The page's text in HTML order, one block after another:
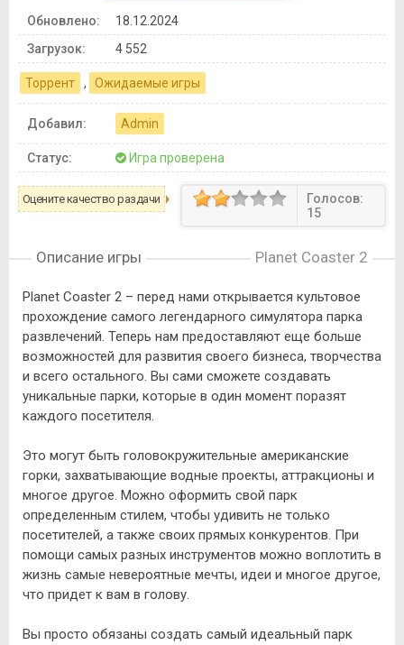
Обновлено:
18.12.2024
Загрузок:
4 552
Торрент , Ожидаемые игры
Добавил: Admin
Статус: Игра проверена
Оцените качество раздачи
Голосов:
15
Описание игры Planet Coaster 2
Planet Coaster 2 – перед нами открывается культовое
прохождение самого легендарного симулятора парка
развлечений. Теперь нам предоставляют еще больше
возможностей для развития своего бизнеса, творчества
и всего остального. Вы сами сможете создавать
уникальные парки, которые в один момент поразят
каждого посетителя.
Это могут быть головокружительные американские
горки, захватывающие водные проекты, аттракционы и
многое другое. Можно оформить свой парк
определенным стилем, чтобы удивить не только
посетителей, а также своих прямых конкурентов. При
помощи самых разных инструментов можно воплотить в
жизнь самые невероятные мечты, идеи и многое другое,
что придет к вам в голову.
Вы просто обязаны создать самый идеальный парк